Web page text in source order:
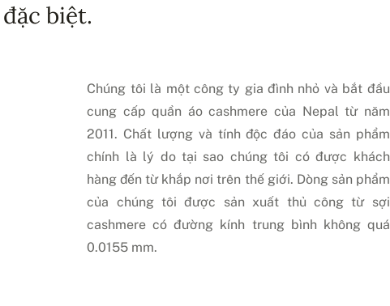
biệt.
Chúng tôi là một công ty gia đình nhỏ và bắt đầu
cung cấp quần áo cashmere của Nepal từ năm
2011. Chất lượng và tính độc đáo của sản phẩm
chính là lý do tại sao chúng tôi có được khách
hàng đến từ khắp nơi trên thế giới. Dòng sản phẩm
của chúng tôi được sản xuất thủ công từ sợi
cashmere có đường kính trung bình không quá
0.0155 mm.